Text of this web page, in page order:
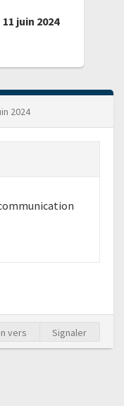
11 juin 2024
2024
vers Signaler